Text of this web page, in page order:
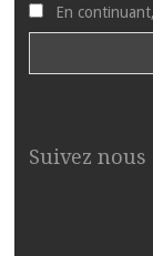
En
Suivez nous